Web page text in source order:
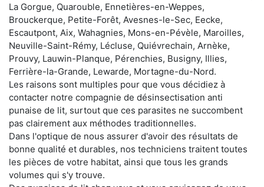
La Gorgue, Quarouble, Ennetières-en-Weppes,
Brouckerque, Petite-Forêt, Avesnes-le-Sec, Eecke,
Escautpont, Aix, Wahagnies, Mons-en-Pévèle, Maroilles,
Neuville-Saint-Rémy, Lécluse, Quiévrechain, Arnèke,
Prouvy, Lauwin-Planque, Pérenchies, Busigny, Illies,
Ferrière-la-Grande, Lewarde, Mortagne-du-Nord.
Les raisons sont multiples pour que vous décidiez à
contacter notre compagnie de désinsectisation anti
punaise de lit, surtout que ces parasites ne succombent
pas clairement aux méthodes traditionnelles.
Dans l'optique de nous assurer d'avoir des résultats de
bonne qualité et durables, nos techniciens traitent toutes
les pièces de votre habitat, ainsi que tous les grands
volumes qui s'y trouve.